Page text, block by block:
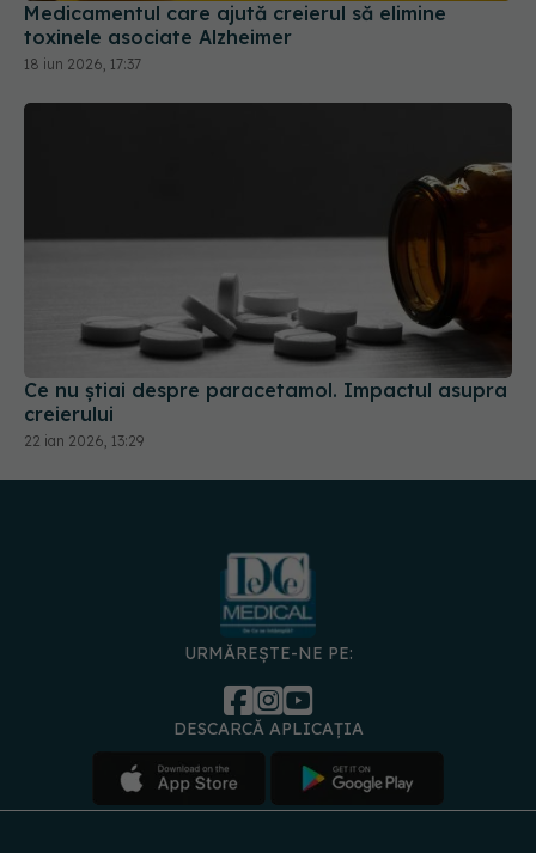
Medicamentul care ajută creierul să elimine
toxinele asociate Alzheimer
18 iun 2026, 17:37
Ce nu știai despre paracetamol. Impactul asupra
creierului
22 ian 2026, 13:29
URMĂREȘTE-NE PE:
DESCARCĂ APLICAȚIA